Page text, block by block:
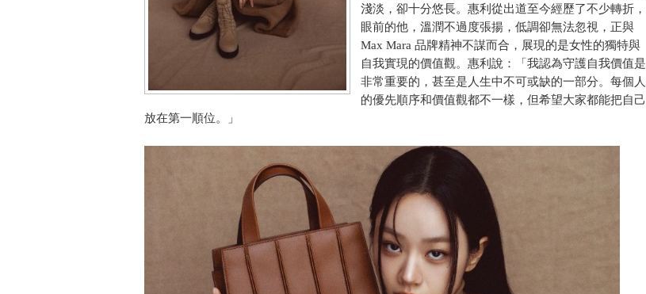
淺淡，卻十分悠長。惠利從出道至今經歷了不少轉折，
眼前的他，溫潤不過度張揚，低調卻無法忽視，正與
Max Mara 品牌精神不謀而合，展現的是女性的獨特與
自我實現的價值觀。惠利說：「我認為守護自我價值是
非常重要的，甚至是人生中不可或缺的一部分。每個人
的優先順序和價值觀都不一樣，但希望大家都能把自己
放在第一順位。」